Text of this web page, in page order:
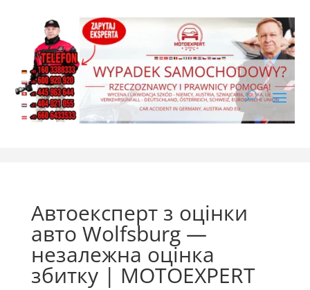
Автоексперт з оцінки
авто Wolfsburg —
незалежна оцінка
збитку | MOTOEXPERT